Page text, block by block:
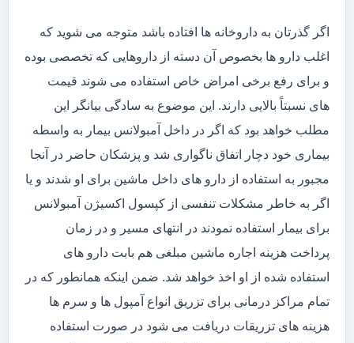
اگر گذرتان به داروخانه ها افتاده باشد متوجه می شوید که
اغلب دارو ها بخصوص آن دسته از داروهایی که تخصصی بوده
و برای رفع برخی امراض خاص استفاده می شوند قیمت
های نسبتاً بالایی دارند. این موضوع به سادگی بیانگر این
مطلب خواهد بود که اگر در داخل آمبولانس بیمار به واسطه
بیماری خود دچار اتفاق ناگواری شد و پزشکان حاضر در آنجا
مجبور به استفاده از دارو های داخل ماشین برای او شدند و یا
اگر به خاطر مشکلات تنفسی از کپسول اکسیژن آمبولانس
برای بیمار استفاده نمودند در انتهای مسیر و در زمان
پرداخت هزینه اجاره ماشین مبلغی هم بابت دارو های
استفاده شده از او اخذ خواهد شد. ضمن اینکه همانطور که در
تمام مراکز درمانی برای تزریق انواع آمپول ها و سرم ها
هزینه های تزریقات دریافت می شود در صورت استفاده